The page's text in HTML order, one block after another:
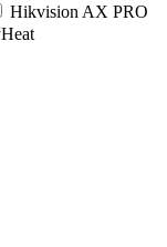
Hikvision AX PRO